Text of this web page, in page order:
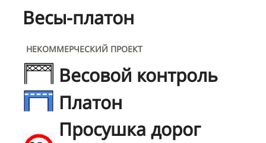
Весы-платон
НЕКОММЕРЧЕСКИЙ ПРОЕКТ
Весовой контроль
Платон
Просушка дорог